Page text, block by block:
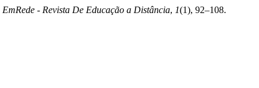
EmRede - Revista De Educação a Distância, 1(1), 92–108.